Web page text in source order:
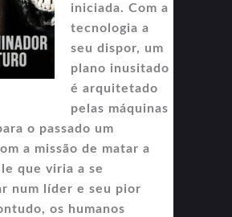
iniciada. Com a
tecnologia a
seu dispor, um
plano inusitado
é arquitetado
pelas máquinas
o passado um
a missão de matar a
que viria a se
num líder e seu pior
os humanos